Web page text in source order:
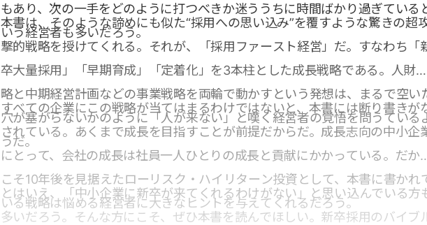
もあり、次の一手をどのように打つべきか迷ううちに時間ばかり過ぎている
いう経営者も多いだろう。
本書は、そのような諦めにも似た“採用への思い込み”を覆すような驚きの超
撃的戦略を授けてくれる。それが、「採用ファースト経営」だ。すなわち「
卒大量採用」「早期育成」「定着化」を3本柱とした成長戦略である。人財戦
略と中期経営計画などの事業戦略を両輪で動かすという発想は、まるで空い
穴が塞がらないかのように「人が来ない」と嘆く経営者の覚悟を問うている
うだ。
すべての企業にこの戦略が当てはまるわけではないと、本書には断り書きが
されている。あくまで成長を目指すことが前提だからだ。成長志向の中小企
にとって、会社の成長は社員一人ひとりの成長と貢献にかかっている。だか
こそ10年後を見据えたローリスク・ハイリターン投資として、本書に書かれ
いる戦略は悩める経営者に大きなヒントを与えてくれるだろう。
とはいえ、「中小企業に新卒が来てくれるわけがない」と思い込んでいる方
多いだろう。そんな方にこそ、ぜひ本書を読んでほしい。新卒採用のバイブ